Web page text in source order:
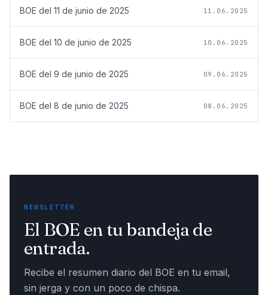
BOE del 11 de junio de 2025 11.06.2025
BOE del 10 de junio de 2025 10.06.2025
BOE del 9 de junio de 2025 09.06.2025
BOE del 8 de junio de 2025 08.06.2025
NEWSLETTER
El BOE en tu bandeja de
entrada.
Recibe el resumen diario del BOE en tu email,
sin jerga y con un poco de chispa.